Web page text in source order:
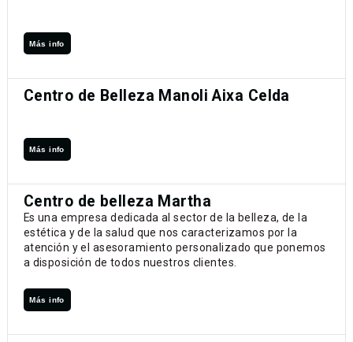
Más info
Centro de Belleza Manoli Aixa Celda
Más info
Centro de belleza Martha
Es una empresa dedicada al sector de la belleza, de la
estética y de la salud que nos caracterizamos por la
atención y el asesoramiento personalizado que ponemos
a disposición de todos nuestros clientes.
Más info